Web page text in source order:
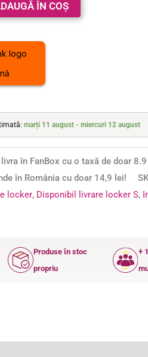
ÎN COȘ
marți 11 august - miercuri 12 august
în FanBox cu o taxă de doar
în România cu doar 14,9 lei!
locker, Disponibil livrare locker S,
Produse în stoc
propriu
+